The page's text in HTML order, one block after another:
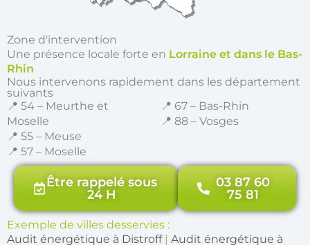
Zone d'intervention
Une présence locale forte en Lorraine et dans le Bas-
Rhin
Nous intervenons rapidement dans les département
suivants
📍 54 – Meurthe et
Moselle
📍 55 – Meuse
📍 57 – Moselle
📍 67 – Bas-Rhin
📍 88 – Vosges
Être rappelé sous
24 H
03 87 60
75 81
Exemple de villes desservies :
Audit énergétique à Distroff| Audit énergétique à